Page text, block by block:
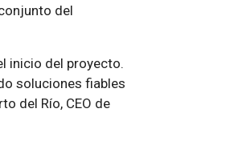
del
inicio del proyecto.
soluciones fiables
del Río, CEO de